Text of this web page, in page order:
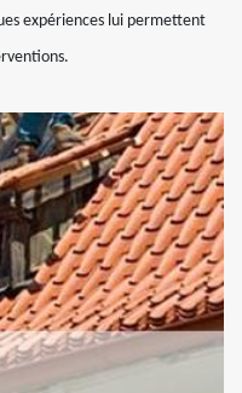
expériences lui permettent